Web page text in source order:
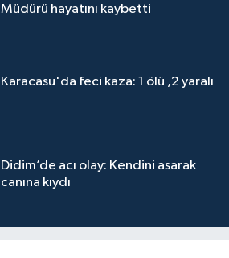
Müdürü hayatını kaybetti
Karacasu'da feci kaza: 1 ölü ,2 yaralı
Didim’de acı olay: Kendini asarak
canına kıydı